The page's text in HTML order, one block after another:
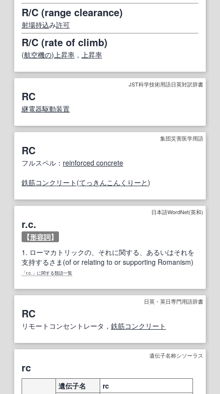
R/C (range clearance)
射場持込み許可
R/C (rate of climb)
(航空機の) 上昇率 ， 上昇率
JST科学技術用語日英対訳辞書
RC
継電器駆動装置
集団災害医学用語
RC
フルスペル： reinforced concrete
鉄筋コンクリート (てっきんこんくりーと)
日本語WordNet(英和)
r.c.
【形容詞】
1. ローマカトリックの、それに関する、あるいはそれを
支持するさま(of or relating to or supporting Romanism)
「r.c.」に関する類語一覧
日英・英日専門用語辞書
RC
リモートコンセントレータ， 鉄筋コンクリート
遺伝子名称シソーラス
rc
遺伝子名
rc